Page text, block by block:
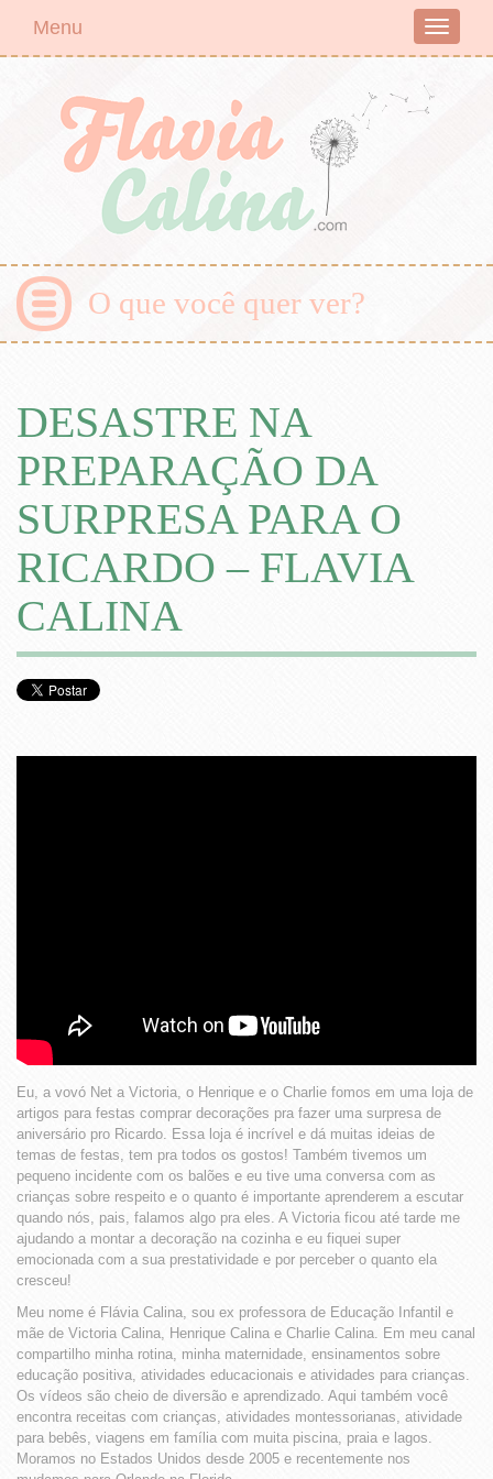
Toggle
Menu
O que você quer ver?
DESASTRE NA
PREPARAÇÃO DA
SURPRESA PARA O
RICARDO – FLAVIA
CALINA
Eu, a vovó Net a Victoria, o Henrique e o Charlie fomos em uma loja de
artigos para festas comprar decorações pra fazer uma surpresa de
aniversário pro Ricardo. Essa loja é incrível e dá muitas ideias de
temas de festas, tem pra todos os gostos! Também tivemos um
pequeno incidente com os balões e eu tive uma conversa com as
crianças sobre respeito e o quanto é importante aprenderem a escutar
quando nós, pais, falamos algo pra eles. A Victoria ficou até tarde me
ajudando a montar a decoração na cozinha e eu fiquei super
emocionada com a sua prestatividade e por perceber o quanto ela
cresceu!
Meu nome é Flávia Calina, sou ex professora de Educação Infantil e
mãe de Victoria Calina, Henrique Calina e Charlie Calina. Em meu canal
compartilho minha rotina, minha maternidade, ensinamentos sobre
educação positiva, atividades educacionais e atividades para crianças.
Os vídeos são cheio de diversão e aprendizado. Aqui também você
encontra receitas com crianças, atividades montessorianas, atividade
para bebês, viagens em família com muita piscina, praia e lagos.
Moramos no Estados Unidos desde 2005 e recentemente nos